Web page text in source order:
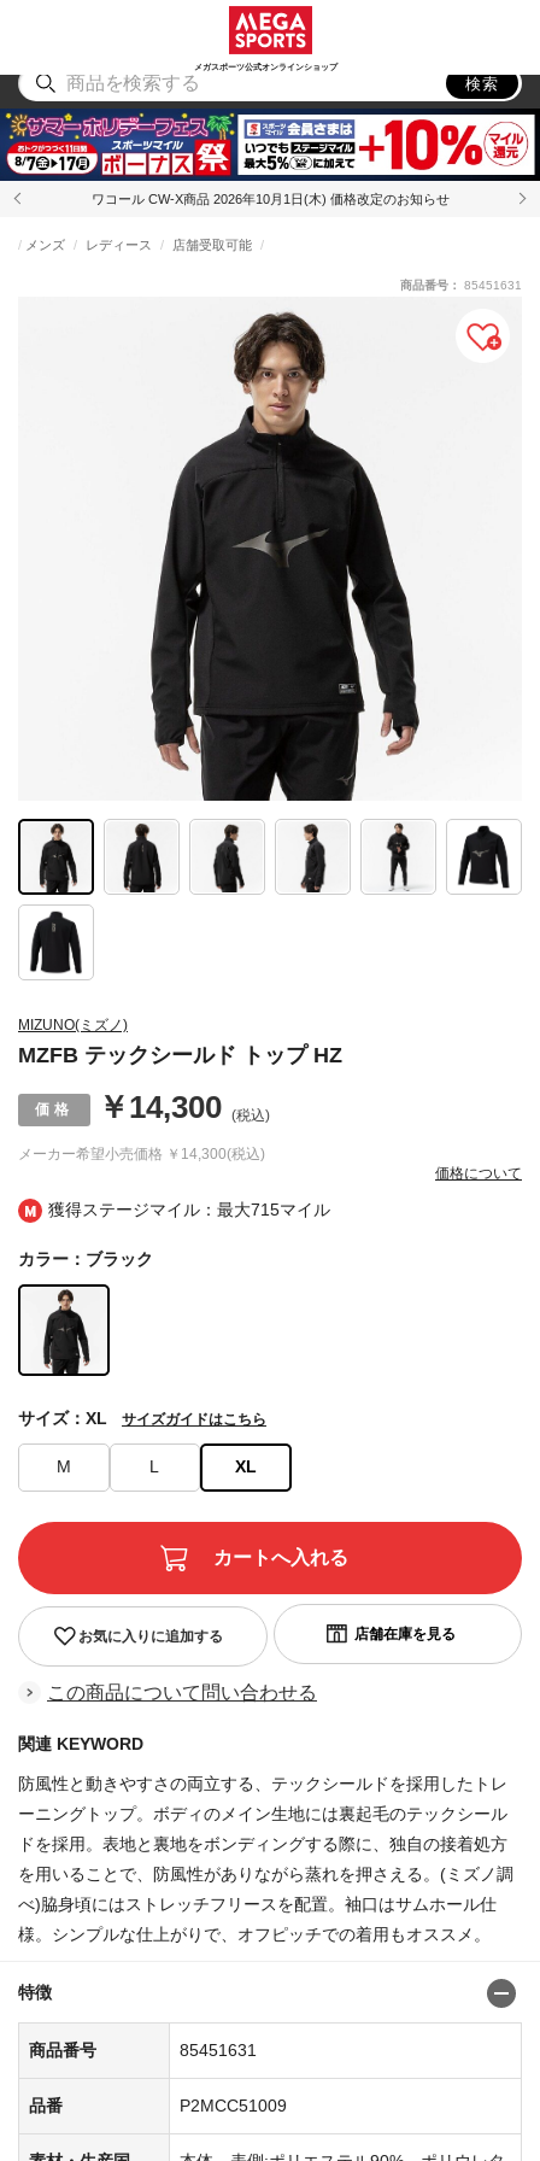
メガスポーツ公式オンラインショップ
アウトドア
検索
ワコール CW-X商品 2026年10月1日(木) 価格改定のお知らせ
獲得ステージマイル：最大715マイル
MIZUNO(ミズノ)
MZFB テックシールド トップ HZ
メンズ レディース 店舗受取可能
メーカー希望小売価格 ￥14,300(税込)
￥14,300 (税込)
価格について
商品番号： 85451631
カラー：ブラック
M L XL
サイズ：XL サイズガイドはこちら
お気に入りに追加する
この商品について問い合わせる
関連 KEYWORD
防風性と動きやすさの両立する、テックシールドを採用したトレ
ーニングトップ。ボディのメイン生地には裏起毛のテックシール
ドを採用。表地と裏地をボンディングする際に、独自の接着処方
を用いることで、防風性がありながら蒸れを押さえる。(ミズノ調
べ)脇身頃にはストレッチフリースを配置。袖口はサムホール仕
様。シンプルな仕上がりで、オフピッチでの着用もオススメ。
特徴
商品番号 85451631
品番 P2MCC51009